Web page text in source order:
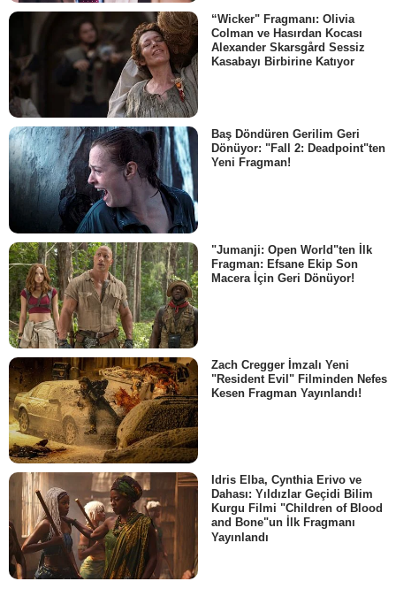
“Wicker" Fragmanı: Olivia
Colman ve Hasırdan Kocası
Alexander Skarsgård Sessiz
Kasabayı Birbirine Katıyor
Baş Döndüren Gerilim Geri
Dönüyor: "Fall 2: Deadpoint"ten
Yeni Fragman!
"Jumanji: Open World"ten İlk
Fragman: Efsane Ekip Son
Macera İçin Geri Dönüyor!
Zach Cregger İmzalı Yeni
"Resident Evil" Filminden Nefes
Kesen Fragman Yayınlandı!
Idris Elba, Cynthia Erivo ve
Dahası: Yıldızlar Geçidi Bilim
Kurgu Filmi "Children of Blood
and Bone"un İlk Fragmanı
Yayınlandı